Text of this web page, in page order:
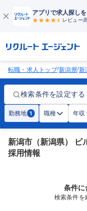
アプリで求人探し
レビュー
転職・求人トップ/新潟県/新
検索条件を設定する
勤務地 1 職種 年収
新潟市（新潟県） ビ
採用情報
条件に
検索条件を